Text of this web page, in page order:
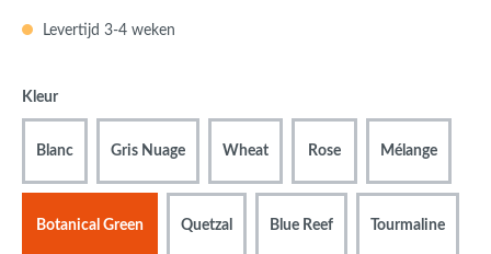
Levertijd 3-4 weken
Kleur
Blanc Gris Nuage Wheat Rose Mélange
Botanical Green Quetzal Blue Reef Tourmaline